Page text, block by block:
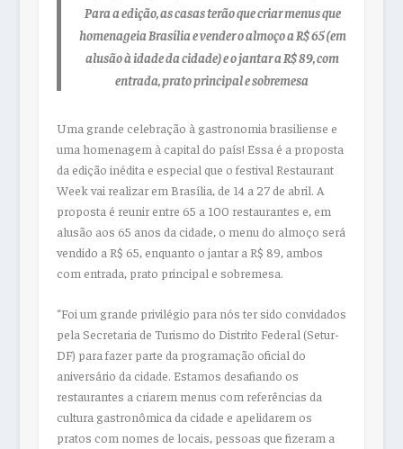
Para a edição, as casas terão que criar menus que
homenageia Brasília e vender o almoço a R$ 65 (em
alusão à idade da cidade) e o jantar a R$ 89, com
entrada, prato principal e sobremesa
Uma grande celebração à gastronomia brasiliense e
uma homenagem à capital do país! Essa é a proposta
da edição inédita e especial que o festival Restaurant
Week vai realizar em Brasília, de 14 a 27 de abril. A
proposta é reunir entre 65 a 100 restaurantes e, em
alusão aos 65 anos da cidade, o menu do almoço será
vendido a R$ 65, enquanto o jantar a R$ 89, ambos
com entrada, prato principal e sobremesa.
“Foi um grande privilégio para nós ter sido convidados
pela Secretaria de Turismo do Distrito Federal (Setur-
DF) para fazer parte da programação oficial do
aniversário da cidade. Estamos desafiando os
restaurantes a criarem menus com referências da
cultura gastronômica da cidade e apelidarem os
pratos com nomes de locais, pessoas que fizeram a